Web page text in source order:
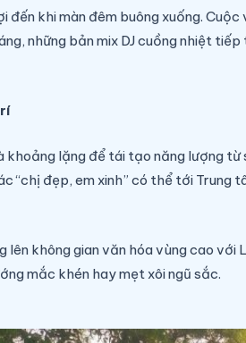
đến khi màn đêm buông xuống.
những bản mix DJ cuồng nhiệt
khoảng lặng để tái tạo năng lượng
“chị đẹp, em xinh” có thể tới
không gian văn hóa vùng cao
mắc khén hay mẹt xôi ngũ sắc.